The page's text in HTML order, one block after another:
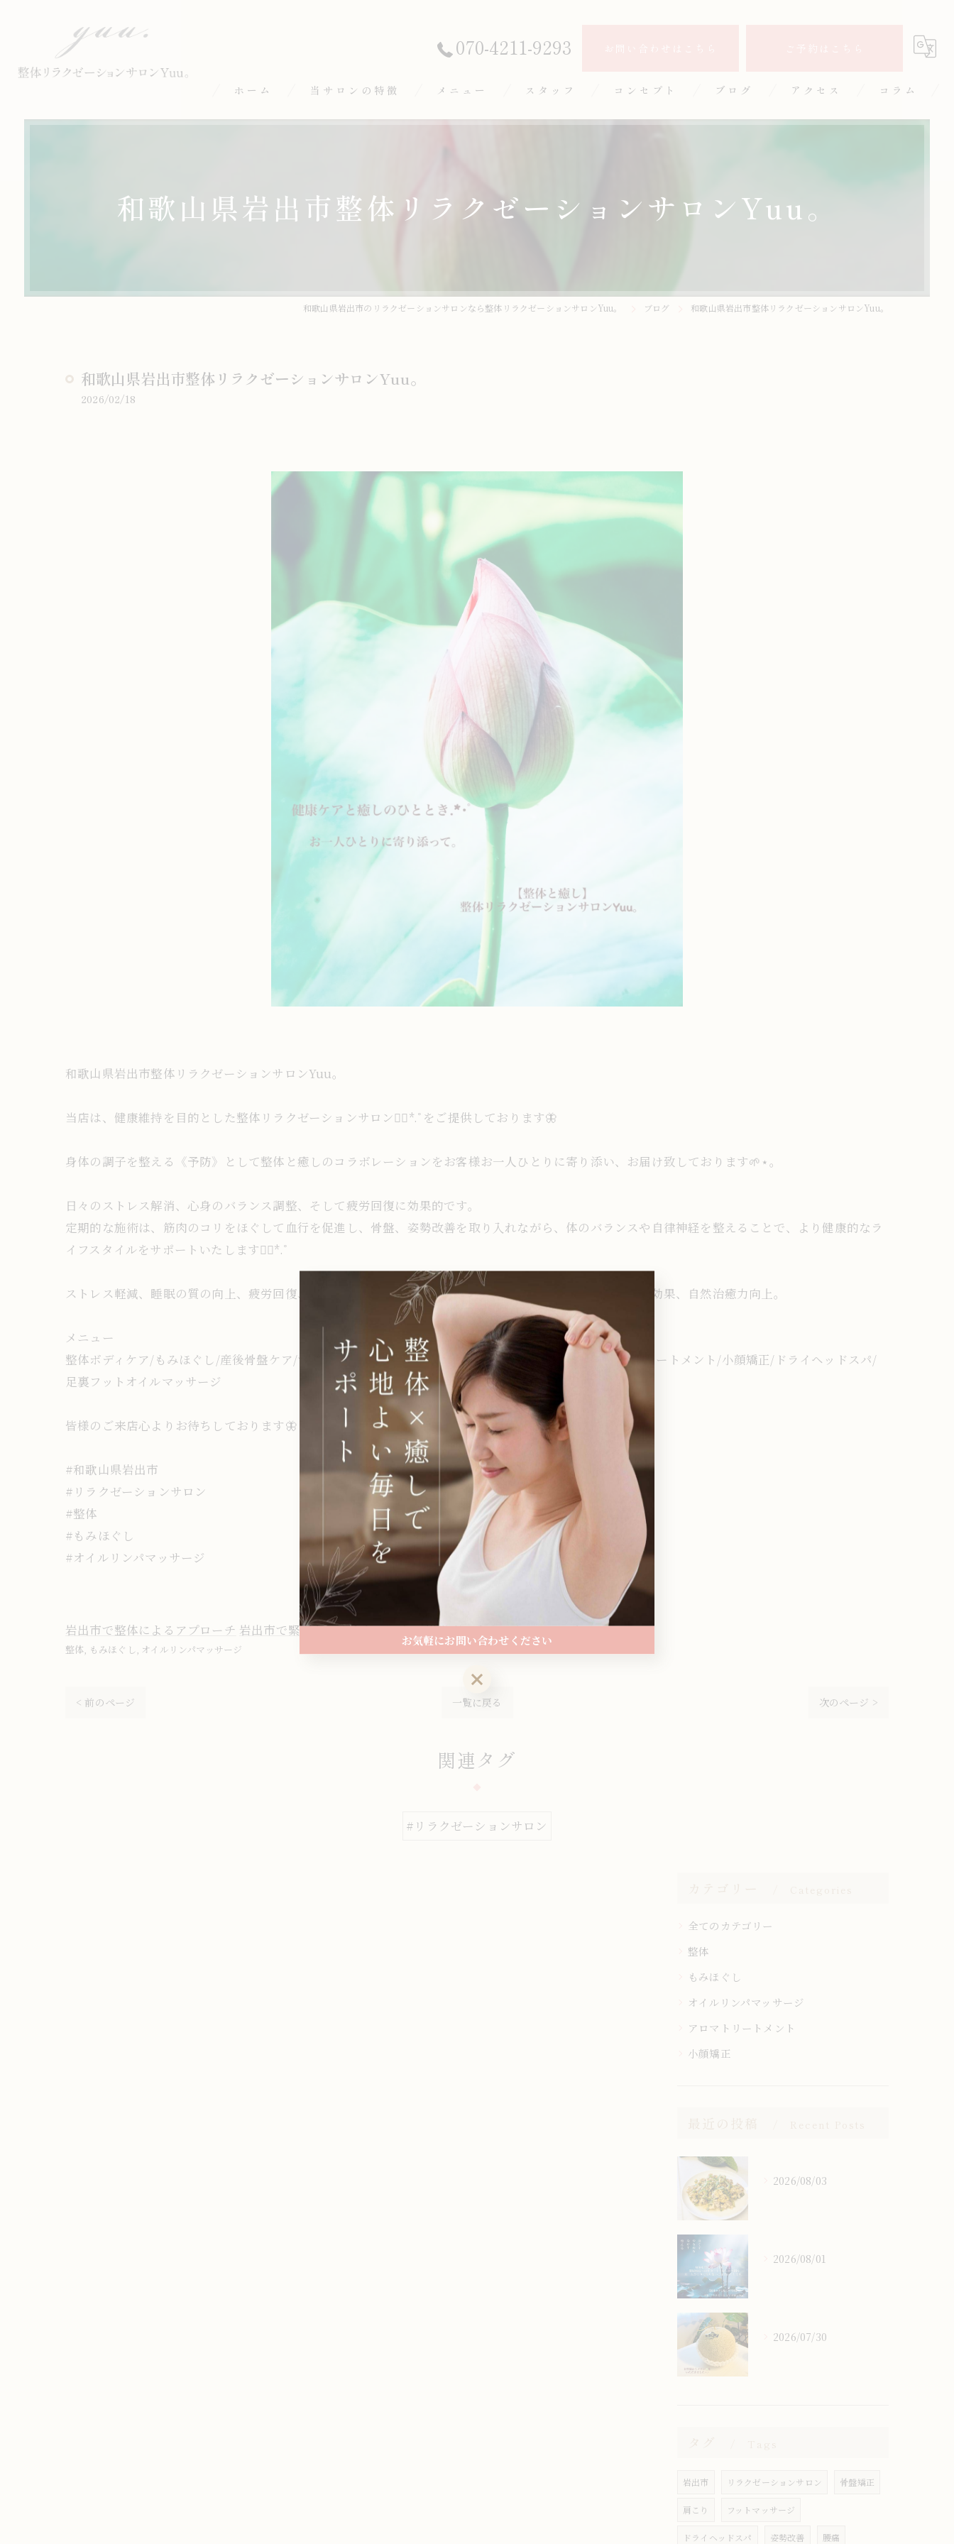
070-4211-9293
ホーム 当サロンの特徴
オイルリンパマッサージ
メニュー スタッフ コンセプト ブログ アクセス コラム
和歌山県岩出市整体リラクゼーションサロンYuu。
和歌山県岩出市のリラクゼーションサロンなら整体リラクゼーションサロンYuu。 ブログ 和歌山県岩出市整体リラクゼーションサロンYuu。
和歌山県岩出市整体リラクゼーションサロンYuu。
2026/02/18
和歌山県岩出市整体リラクゼーションサロンYuu。
当店は、健康維持を目的とした整体リラクゼーションサロン❁⃘*.ﾟをご提供しております🦋
身体の調子を整える《予防》として整体と癒しのコラボレーションをお客様お一人ひとりに寄り添い、お届け致しております🌱⋆｡
日々のストレス解消、心身のバランス調整、そして疲労回復に効果的です。
定期的な施術は、筋肉のコリをほぐして血行を促進し、骨盤、姿勢改善を取り入れながら、体のバランスや自律神経を整えることで、より健康的なラ
イフスタイルをサポートいたします❁⃘*.ﾟ
ストレス軽減、睡眠の質の向上、疲労回復、体調管理、身体のバランス調整、リラックス効果、デトックス効果、自然治癒力向上。
メニュー
整体ボディケア/もみほぐし/産後骨盤ケア/マタニティボディケア/オイルリンパマッサージ/アロマオイルトリートメント/小顔矯正/ドライヘッドスパ/
足裏フットオイルマッサージ
皆様のご来店心よりお待ちしております🦋
#和歌山県岩出市
#リラクゼーションサロン
#整体
#もみほぐし
#オイルリンパマッサージ
岩出市で整体によるアプローチ 岩出市で緊張をほぐすもみほぐし岩出市でオイルリンパマッサージ
整体 もみほぐし オイルリンパマッサージ
< 前のページ 一覧に戻る 次のページ >
関連タグ
#リラクゼーションサロン
全てのカテゴリー
整体
もみほぐし
オイルリンパマッサージ
アロマトリートメント
小顔矯正
2026/08/03
2026/08/01
2026/07/30
岩出市 リラクゼーションサロン 骨盤矯正
肩こり フットマッサージ
ドライヘッドスパ 姿勢改善 腰痛
お気軽にお問い合わせください
お気軽にお問い合わせください